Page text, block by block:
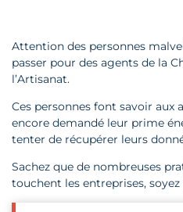
Attention des personnes
passer pour des agents de la
l’Artisanat.
Ces personnes font savoir aux
encore demandé leur prime
tenter de récupérer leurs
Sachez que de nombreuses
touchent les entreprises,